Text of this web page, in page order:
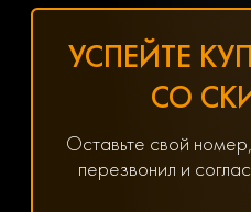
Чтобы заказать недорогие
(2019-наст.время), оформите
форму на нашем сайте.
Хотите получить помощь в
специалист всегда на связи!
8(800) 600-89-40, 8(495)
мессенджер WhatsApp,
решит любой возникший
параметрами, ценой и
УСПЕЙТЕ
СО
Оставьте свой
перезвонил и